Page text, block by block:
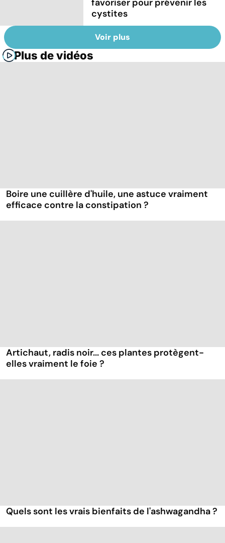
cystites
Voir plus
Plus de vidéos
Boire une cuillère d'huile, une astuce vraiment
efficace contre la constipation ?
Artichaut, radis noir... ces plantes protègent-
elles vraiment le foie ?
Quels sont les vrais bienfaits de l'ashwagandha ?